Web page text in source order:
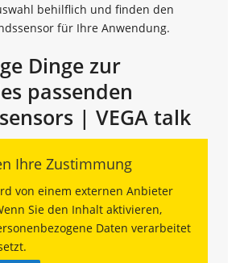
behilflich und finden den
für Ihre Anwendung.
Dinge zur
passenden
| VEGA talk
Ihre Zustimmung
von einem externen Anbieter
Sie den Inhalt aktivieren,
Daten verarbeitet